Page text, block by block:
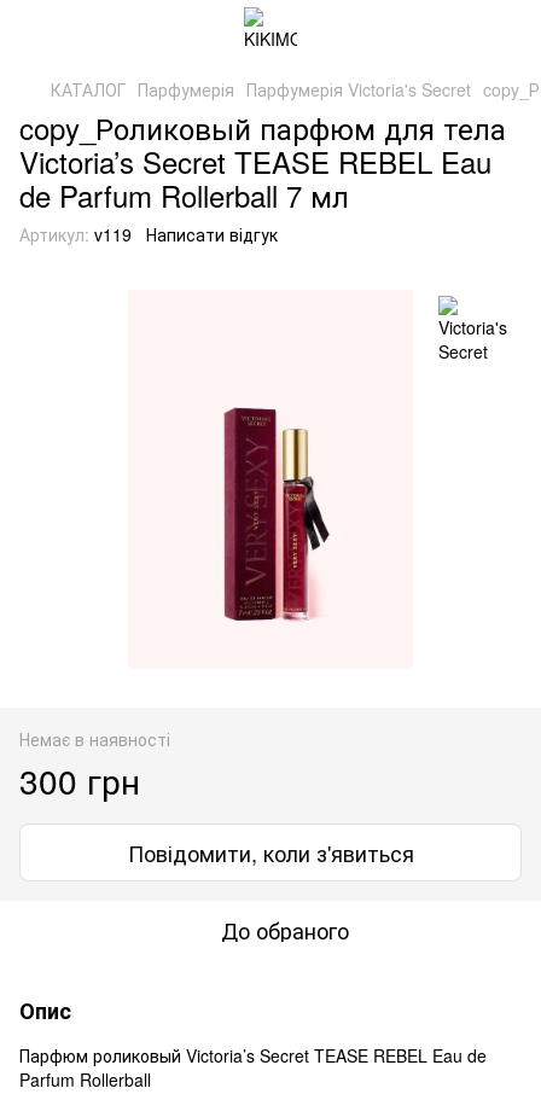
КАТАЛОГ Парфумерія Парфумерія Victoria's Secret
copy_Роликовый парфюм для тела
Victoria’s Secret TEASE REBEL Eau
de Parfum Rollerball 7 мл
Артикул: v119 Написати відгук
Немає в наявності
300 грн
Повідомити, коли з'явиться
До обраного
Опис
Парфюм роликовый Victoria’s Secret TEASE REBEL Eau de
Parfum Rollerball